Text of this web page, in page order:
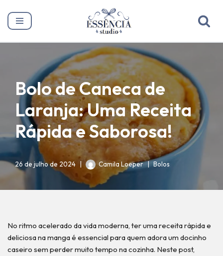
Pular
Bolo de Caneca de
Laranja: Uma Receita
Rápida e Saborosa!
26 de julho de 2024 Camila Loeper Bolos
No ritmo acelerado da vida moderna, ter uma receita rápida e
deliciosa na manga é essencial para quem adora um docinho
caseiro sem perder muito tempo na cozinha. Neste post,